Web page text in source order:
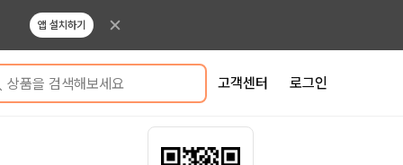
앱 설치하기
상품을 검색해보세요 고객센터 로그인